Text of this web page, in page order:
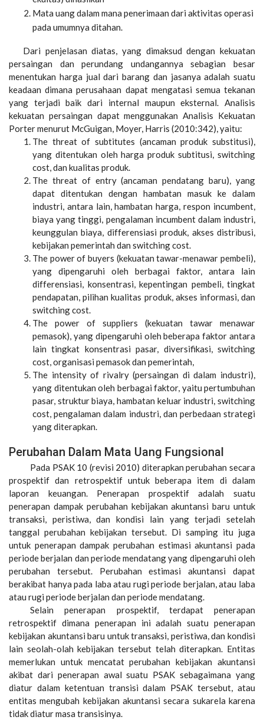
Mata uang dalam mana penerimaan dari aktivitas operasi
pada umumnya ditahan.
Dari penjelasan diatas, yang dimaksud dengan kekuatan
persaingan dan perundang undangannya sebagian besar
menentukan harga jual dari barang dan jasanya adalah suatu
keadaan dimana perusahaan dapat mengatasi semua tekanan
yang terjadi baik dari internal maupun eksternal. Analisis
kekuatan persaingan dapat menggunakan Analisis Kekuatan
Porter menurut McGuigan, Moyer, Harris (2010:342), yaitu:
The threat of subtitutes (ancaman produk substitusi),
yang ditentukan oleh harga produk subtitusi, switching
cost, dan kualitas produk.
The threat of entry (ancaman pendatang baru), yang
dapat ditentukan dengan hambatan masuk ke dalam
industri, antara lain, hambatan harga, respon incumbent,
biaya yang tinggi, pengalaman incumbent dalam industri,
keunggulan biaya, differensiasi produk, akses distribusi,
kebijakan pemerintah dan switching cost.
The power of buyers (kekuatan tawar-menawar pembeli),
yang dipengaruhi oleh berbagai faktor, antara lain
differensiasi, konsentrasi, kepentingan pembeli, tingkat
pendapatan, pilihan kualitas produk, akses informasi, dan
switching cost.
The power of suppliers (kekuatan tawar menawar
pemasok), yang dipengaruhi oleh beberapa faktor antara
lain tingkat konsentrasi pasar, diversifikasi, switching
cost, organisasi pemasok dan pemerintah,
The intensity of rivalry (persaingan di dalam industri),
yang ditentukan oleh berbagai faktor, yaitu pertumbuhan
pasar, struktur biaya, hambatan keluar industri, switching
cost, pengalaman dalam industri, dan perbedaan strategi
yang diterapkan.
Perubahan Dalam Mata Uang Fungsional
Pada PSAK 10 (revisi 2010) diterapkan perubahan secara
prospektif dan retrospektif untuk beberapa item di dalam
laporan keuangan. Penerapan prospektif adalah suatu
penerapan dampak perubahan kebijakan akuntansi baru untuk
transaksi, peristiwa, dan kondisi lain yang terjadi setelah
tanggal perubahan kebijakan tersebut. Di samping itu juga
untuk penerapan dampak perubahan estimasi akuntansi pada
periode berjalan dan periode mendatang yang dipengaruhi oleh
perubahan tersebut. Perubahan estimasi akuntansi dapat
berakibat hanya pada laba atau rugi periode berjalan, atau laba
atau rugi periode berjalan dan periode mendatang.
Selain penerapan prospektif, terdapat penerapan
retrospektif dimana penerapan ini adalah suatu penerapan
kebijakan akuntansi baru untuk transaksi, peristiwa, dan kondisi
lain seolah-olah kebijakan tersebut telah diterapkan. Entitas
memerlukan untuk mencatat perubahan kebijakan akuntansi
akibat dari penerapan awal suatu PSAK sebagaimana yang
diatur dalam ketentuan transisi dalam PSAK tersebut, atau
entitas mengubah kebijakan akuntansi secara sukarela karena
tidak diatur masa transisinya.